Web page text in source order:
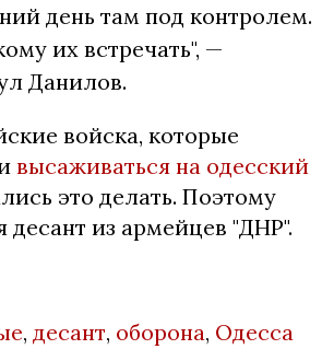
день там под контролем.
их встречать", —
Данилов.
войска, которые
высаживаться на одесский
это делать. Поэтому
десант из армейцев "ДНР".
, десант, оборона, Одесса